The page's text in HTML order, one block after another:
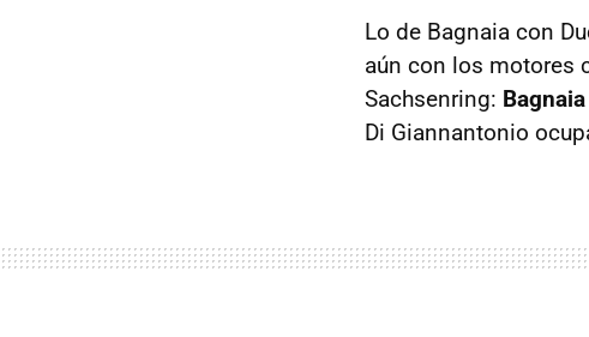
Lo de Bagnaia con
aún con los motores
Sachsenring:
Di Giannantonio